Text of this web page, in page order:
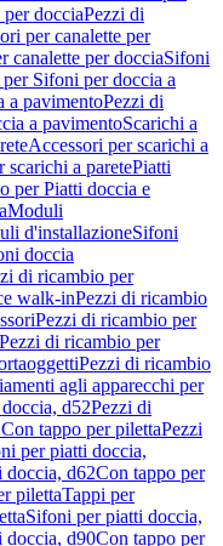
per docciaPezzi di
per canalette per
canalette per docciaSifoni
Sifoni per doccia a
a pavimentoPezzi di
a pavimentoScarichi a
Accessori per scarichi a
scarichi a paretePiatti
per Piatti doccia e
Moduli
d'installazioneSifoni
doccia
di ricambio per
walk-inPezzi di ricambio
Pezzi di ricambio per
Pezzi di ricambio per
Pezzi di ricambio
agli apparecchi per
d52Pezzi di
Con tappo per pilettaPezzi
per piatti doccia,
doccia, d62Con tappo per
pilettaTappi per
Sifoni per piatti doccia,
doccia, d90Con tappo per